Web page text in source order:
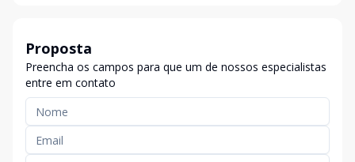
Proposta
Preencha os campos para que um de nossos especialistas
entre em contato